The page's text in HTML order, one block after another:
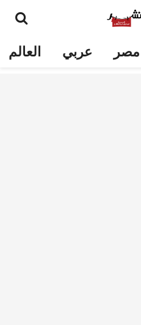
عربي العالم